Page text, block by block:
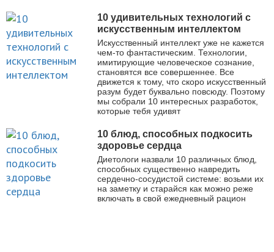
10 удивительных технологий с
искусственным интеллектом
Искусственный интеллект уже не кажется
чем-то фантастическим. Технологии,
имитирующие человеческое сознание,
становятся все совершеннее. Все
движется к тому, что скоро искусственный
разум будет буквально повсюду. Поэтому
мы собрали 10 интересных разработок,
которые тебя удивят
10 блюд, способных подкосить
здоровье сердца
Диетологи назвали 10 различных блюд,
способных существенно навредить
сердечно-сосудистой системе: возьми их
на заметку и старайся как можно реже
включать в свой ежедневный рацион